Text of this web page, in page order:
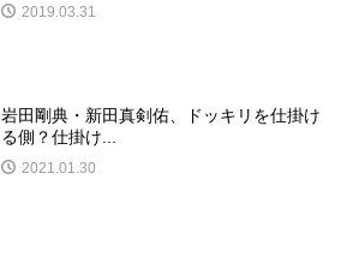
2019.03.31
岩田剛典・新田真剣佑、ドッキリを仕掛け
る側？仕掛け...
2021.01.30